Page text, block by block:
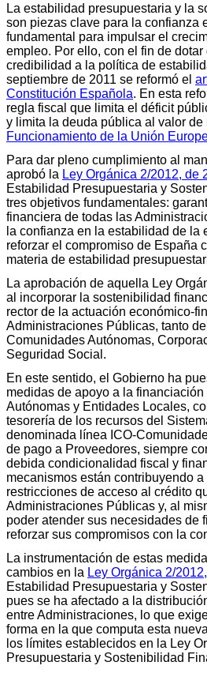
La estabilidad presupuestaria y la
son piezas clave para la confianza
fundamental para impulsar el
empleo. Por ello, con el fin de dotar
credibilidad a la política de
septiembre de 2011 se reformó el
Constitución Española. En esta
regla fiscal que limita el déficit
y limita la deuda pública al valor de
Funcionamiento de la Unión
Para dar pleno cumplimiento al
aprobó la Ley Orgánica 2/2012, de
Estabilidad Presupuestaria y
tres objetivos fundamentales:
financiera de todas las
la confianza en la estabilidad de la
reforzar el compromiso de España
materia de estabilidad
La aprobación de aquella Ley
al incorporar la sostenibilidad
rector de la actuación económico-
Administraciones Públicas, tanto
Comunidades Autónomas,
Seguridad Social.
En este sentido, el Gobierno ha
medidas de apoyo a la
Autónomas y Entidades Locales,
tesorería de los recursos del
denominada línea ICO-
de pago a Proveedores, siempre
debida condicionalidad fiscal y
mecanismos están contribuyendo
restricciones de acceso al crédito
Administraciones Públicas y, al
poder atender sus necesidades de
reforzar sus compromisos con la
La instrumentación de estas
cambios en la Ley Orgánica 2/
Estabilidad Presupuestaria y
pues se ha afectado a la
entre Administraciones, lo que
forma en la que computa esta
los límites establecidos en la Ley
Presupuestaria y Sostenibilidad